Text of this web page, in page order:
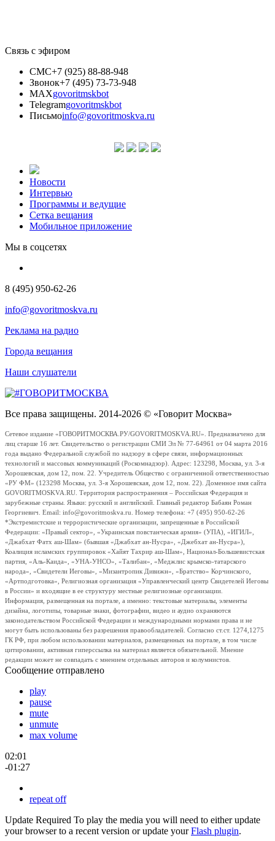
Связь с эфиром
СМС+7 (925) 88-88-948
Звонок+7 (495) 73-73-948
MAXgovoritmskbot
Telegramgovoritmskbot
Письмоinfo@govoritmoskva.ru
Новости
Интервью
Программы и ведущие
Сетка вещания
Мобильное приложение
Мы в соцсетях
8 (495) 950-62-26
info@govoritmoskva.ru
Реклама на радио
Города вещания
Наши слушатели
Все права защищены. 2014-2026 © «Говорит Москва»
Сетевое издание «ГОВОРИТМОСКВА.РУ/GOVORITMOSKVA.RU». Предназначено для
лиц старше 16 лет. Свидетельство о регистрации СМИ Эл № 77-64961 от 04 марта 2016
года выдано Федеральной службой по надзору в сфере связи, информационных
технологий и массовых коммуникаций (Роскомнадзор). Адрес: 123298, Москва, ул. 3-я
Хорошевская, дом 12, пом. 22. Учредитель Общество с ограниченной ответственностью
«РУ ФМ» (123298 Москва, ул. 3-я Хорошевская, дом 12, пом. 22). Доменное имя сайта
GOVORITMOSKVA.RU. Территория распространения – Российская Федерация и
зарубежные страны. Языки: русский и английский. Главный редактор Бабаян Роман
Георгиевич. Email: info@govoritmoskva.ru. Номер телефона: +7 (495) 950-62-26
*Экстремистские и террористические организации, запрещенные в Российской
Федерации: «Правый сектор», «Украинская повстанческая армия» (УПА), «ИГИЛ»,
«Джабхат Фатх аш-Шам» (бывшая «Джабхат ан-Нусра», «Джебхат ан-Нусра»),
Коалиция исламских группировок «Хайят Тахрир аш-Шам», Национал-Большевистская
партия, «Аль-Каида», «УНА-УНСО», «Талибан», «Меджлис крымско-татарского
народа», «Свидетели Иеговы», «Мизантропик Дивижн», «Братство» Корчинского,
«Артподготовка», Религиозная организация «Управленческий центр Свидетелей Иеговы
в России» и входящие в ее структуру местные религиозные организации.
Информация, размещенная на портале, а именно: текстовые материалы, элементы
дизайна, логотипы, товарные знаки, фотографии, видео и аудио охраняются
законодательством Российской Федерации и международными нормами права и не
могут быть использованы без разрешения правообладателей. Согласно ст.ст. 1274,1275
ГК РФ, при любом использовании материалов, размещенных на портале, в том числе
цитировании, активная гиперссылка на материал является обязательной. Мнение
редакции может не совпадать с мнением отдельных авторов и колумнистов.
Сообщение отправлено
play
pause
mute
unmute
max volume
02:01
-01:27
repeat off
Update Required To play the media you will need to either update
your browser to a recent version or update yourFlash plugin.